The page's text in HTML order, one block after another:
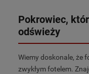
Pokrowiec,
odświeży
Wiemy doskonale, że
zwykłym fotelem.